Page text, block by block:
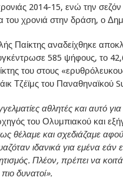
2014-15, ενώ την
του χρονιά στην δράση, ο
Παίκτης αναδείχθηκε
585 ψήφους, το
του στους
Τζέϊμς του
αθλητές και αυτό
του Ολυμπιακού και
θέλαμε και σχεδιάζαμε
ιδανικά για εμένα εάν
Πλέον, πρέπει να
δυνατοί».